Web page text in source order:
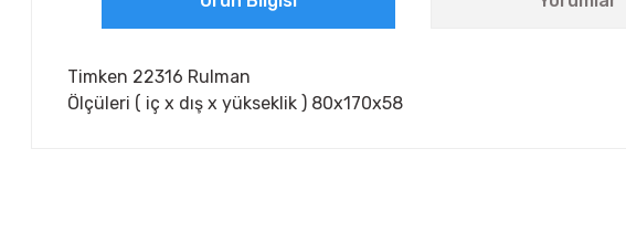
Timken 22316 Rulman
Ölçüleri ( iç x dış x yükseklik ) 80x170x58